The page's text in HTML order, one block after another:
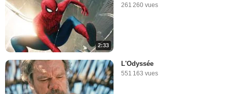
2:33
261 260 vues
L'Odyssée
551 163 vues